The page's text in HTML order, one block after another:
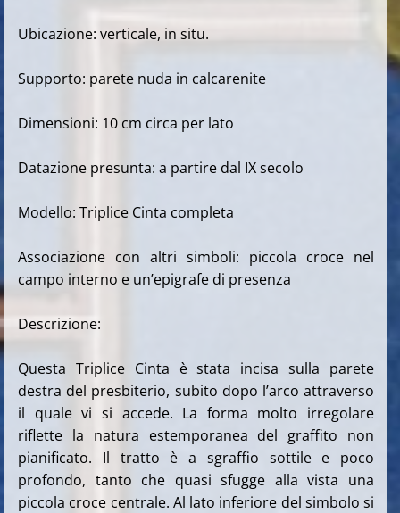
Ubicazione: verticale, in situ.
Supporto: parete nuda in calcarenite
Dimensioni: 10 cm circa per lato
Datazione presunta: a partire dal IX secolo
Modello: Triplice Cinta completa
Associazione con altri simboli: piccola croce nel
campo interno e un’epigrafe di presenza
Descrizione:
Questa Triplice Cinta è stata incisa sulla parete
destra del presbiterio, subito dopo l’arco attraverso
il quale vi si accede. La forma molto irregolare
riflette la natura estemporanea del graffito non
pianificato. Il tratto è a sgraffio sottile e poco
profondo, tanto che quasi sfugge alla vista una
piccola croce centrale. Al lato inferiore del simbolo si